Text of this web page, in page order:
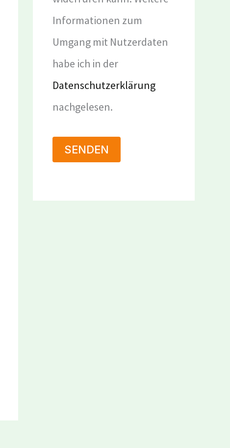
Informationen zum
Umgang mit Nutzerdaten
habe ich in der
Datenschutzerklärung
nachgelesen.